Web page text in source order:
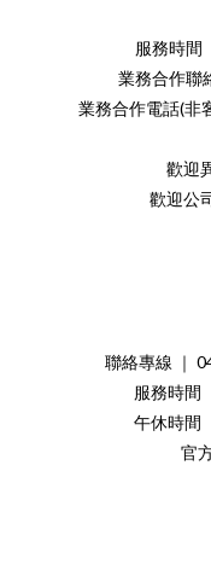
服務時間
業務合作聯
業務合作電話(非
歡迎
歡迎公
聯絡專線 ｜
服務時間
午休時間
官